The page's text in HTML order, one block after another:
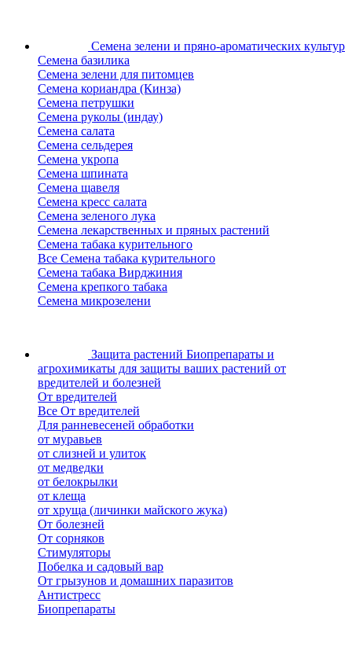
Семена зелени и пряно-ароматических культур
Семена базилика
Семена зелени для питомцев
Семена кориандра (Кинза)
Семена петрушки
Семена руколы (индау)
Семена салата
Семена сельдерея
Семена укропа
Семена шпината
Семена щавеля
Семена кресс салата
Семена зеленого лука
Семена лекарственных и пряных растений
Семена табака курительного
Все Семена табака курительного
Семена табака Вирджиния
Семена крепкого табака
Семена микрозелени
Защита растений Биопрепараты и
агрохимикаты для защиты ваших растений от
вредителей и болезней
От вредителей
Все От вредителей
Для ранневесеней обработки
от муравьев
от слизней и улиток
от медведки
от белокрылки
от клеща
от хруща (личинки майского жука)
От болезней
От сорняков
Стимуляторы
Побелка и садовый вар
От грызунов и домашних паразитов
Антистресс
Биопрепараты